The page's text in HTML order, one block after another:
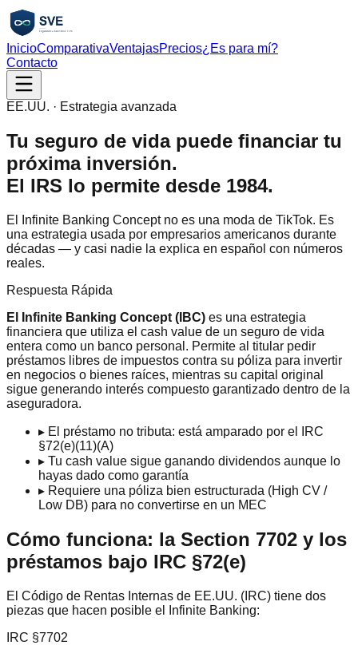
InicioComparativaVentajasPrecios¿Es para mí?
Contacto
EE.UU. · Estrategia avanzada
Tu seguro de vida puede financiar tu
próxima inversión.
El IRS lo permite desde 1984.
El Infinite Banking Concept no es una moda de TikTok. Es
una estrategia usada por empresarios americanos durante
décadas — y casi nadie la explica en español con números
reales.
Respuesta Rápida
El Infinite Banking Concept (IBC) es una estrategia
financiera que utiliza el cash value de un seguro de vida
entera como un banco personal. Permite al titular pedir
préstamos libres de impuestos contra su póliza para invertir
en negocios o bienes raíces, mientras su capital original
sigue generando interés compuesto garantizado dentro de la
aseguradora.
▸ El préstamo no tributa: está amparado por el IRC
§72(e)(11)(A)
▸ Tu cash value sigue ganando dividendos aunque lo
hayas dado como garantía
▸ Requiere una póliza bien estructurada (High CV /
Low DB) para no convertirse en un MEC
Cómo funciona: la Section 7702 y los
préstamos bajo IRC §72(e)
El Código de Rentas Internas de EE.UU. (IRC) tiene dos
piezas que hacen posible el Infinite Banking:
IRC §7702